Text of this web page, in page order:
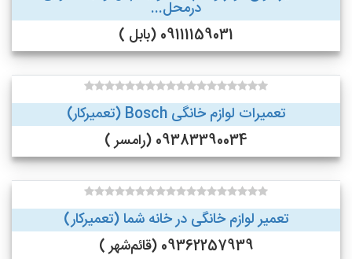
درمحل...
09111159031 (بابل )
تعمیرات لوازم خانگی Bosch (تعمیرکار)
09383390034 (رامسر )
تعمیر لوازم خانگی در خانه شما (تعمیرکار)
09362257939 (قائم‌شهر )